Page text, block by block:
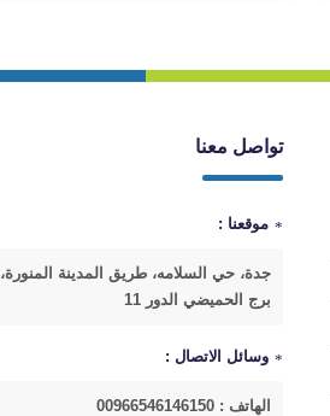
تواصل معنا
موقعنا :
جدة، حي السلامه، طريق المدينة المنورة،
برج الحميضي الدور 11
وسائل الاتصال :
الهاتف : 00966546146150